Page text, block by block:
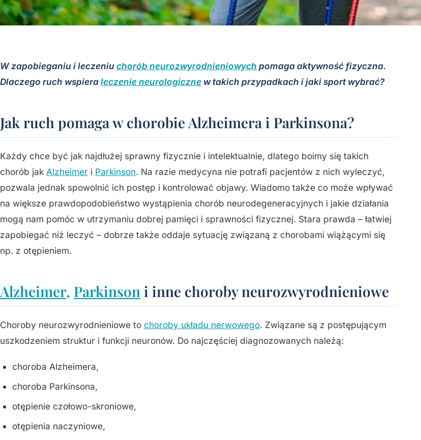
W zapobieganiu i leczeniu chorób neurozwyrodnieniowych pomaga aktywność fizyczna.
Dlaczego ruch wspieraleczenie neurologiczne w takich przypadkach i jaki sport wybrać?
Jak ruch pomaga w chorobie Alzheimera i Parkinsona?
Każdy chce być jak najdłużej sprawny fizycznie i intelektualnie, dlatego boimy się takich
chorób jak Alzheimer i Parkinson. Na razie medycyna nie potrafi pacjentów z nich wyleczyć,
pozwala jednak spowolnić ich postęp i kontrolować objawy. Wiadomo także co może wpływać
na większe prawdopodobieństwo wystąpienia chorób neurodegeneracyjnych i jakie działania
mogą nam pomóc w utrzymaniu dobrej pamięci i sprawności fizycznej. Stara prawda – łatwiej
zapobiegać niż leczyć – dobrze także oddaje sytuację związaną z chorobami wiążącymi się
np. z otępieniem.
Alzheimer, Parkinson i inne choroby neurozwyrodnieniowe
Choroby neurozwyrodnieniowe to choroby układu nerwowego. Związane są z postępującym
uszkodzeniem struktur i funkcji neuronów. Do najczęściej diagnozowanych należą:
choroba Alzheimera,
choroba Parkinsona,
otępienie czołowo-skroniowe,
otępienia naczyniowe,